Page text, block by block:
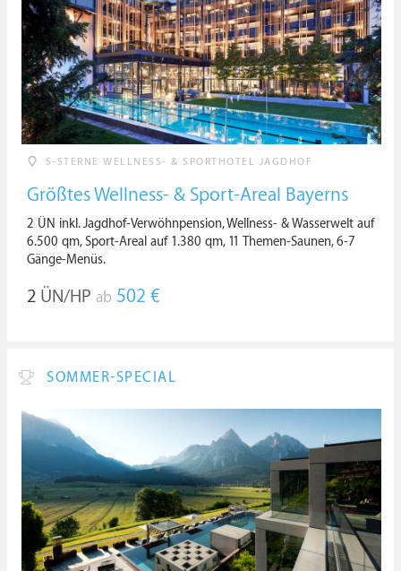
5-STERNE WELLNESS- & SPORTHOTEL JAGDHOF
Größtes Wellness- & Sport-Areal Bayerns
2 ÜN inkl. Jagdhof-Verwöhnpension, Wellness- & Wasserwelt auf
6.500 qm, Sport-Areal auf 1.380 qm, 11 Themen-Saunen, 6-7
Gänge-Menüs.
2 ÜN/HP ab 502 €
SOMMER-SPECIAL